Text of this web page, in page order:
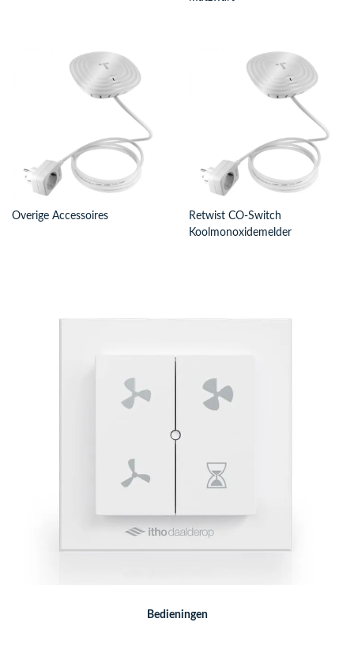
Overige Accessoires
Retwist CO-Switch
Koolmonoxidemelder
Bedieningen